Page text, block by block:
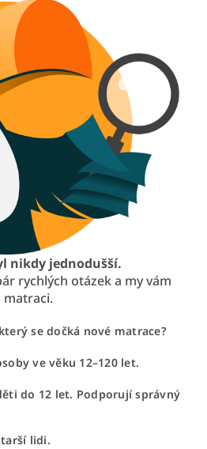
nikdy jednodušší.
rychlých otázek a my vám
matraci.
se dočká nové matrace?
ve věku 12–120 let.
do 12 let. Podporují správný
lidi.